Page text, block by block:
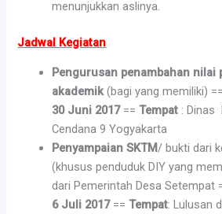
menunjukkan aslinya.
Jadwal Kegiatan
Pengurusan penambahan nilai
akademik(bagi yang memiliki)
30 Juni 2017 ==Tempat : Dinas
Cendana 9 Yogyakarta
Penyampaian SKTM/ bukti dari
(khusus penduduk DIY yang
dari Pemerintah Desa Setempat
6 Juli 2017==Tempat: Lulusan